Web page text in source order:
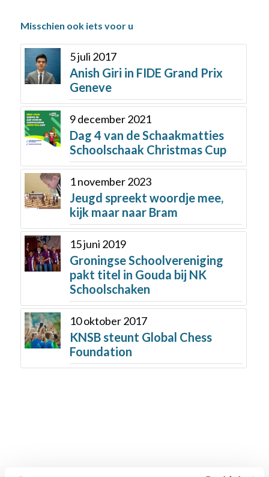
Misschien ook iets voor u
5 juli 2017
Anish Giri in FIDE Grand Prix
Geneve
9 december 2021
Dag 4 van de Schaakmatties
Schoolschaak Christmas Cup
1 november 2023
Jeugd spreekt woordje mee,
kijk maar naar Bram
15 juni 2019
Groningse Schoolvereniging
pakt titel in Gouda bij NK
Schoolschaken
10 oktober 2017
KNSB steunt Global Chess
Foundation